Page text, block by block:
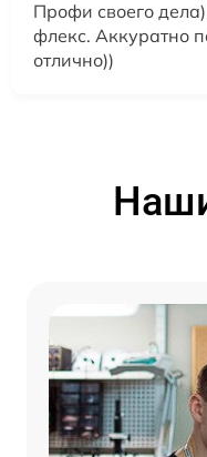
Профи своего
флекс. Аккуратно
отлично))